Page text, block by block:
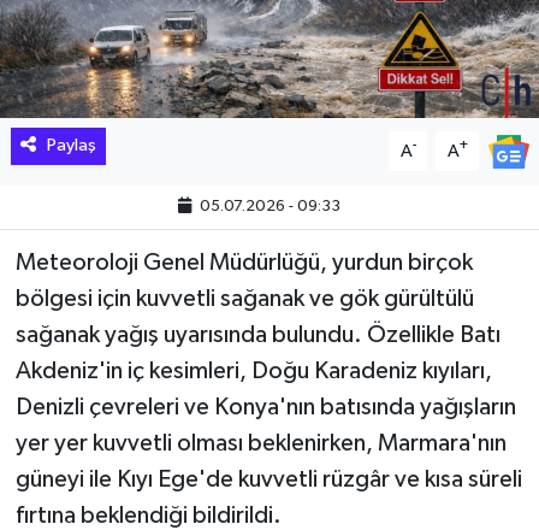
Paylaş A- A+
05.07.2026 - 09:33
Meteoroloji Genel Müdürlüğü, yurdun birçok
bölgesi için kuvvetli sağanak ve gök gürültülü
sağanak yağış uyarısında bulundu. Özellikle Batı
Akdeniz'in iç kesimleri, Doğu Karadeniz kıyıları,
Denizli çevreleri ve Konya'nın batısında yağışların
yer yer kuvvetli olması beklenirken, Marmara'nın
güneyi ile Kıyı Ege'de kuvvetli rüzgâr ve kısa süreli
fırtına beklendiği bildirildi.
KADIN
KÜLTÜR SANAT
MAGAZİN
POLİTİKA
SAĞLIK
SİYASET
SPOR